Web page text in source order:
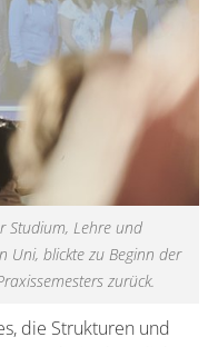
Studium, Lehre und
Uni, blickte zu Beginn der
zurück.
die Strukturen und